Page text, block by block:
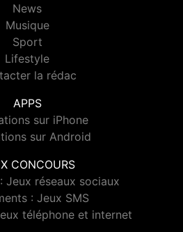
News
Musique
Sport
Lifestyle
la rédac
APPS
sur iPhone
sur Android
CONCOURS
Jeux réseaux sociaux
: Jeux SMS
téléphone et internet